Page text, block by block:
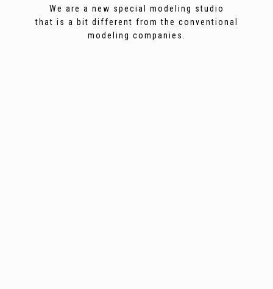
We are a new special modeling studio
that is a bit different from the conventional
modeling companies.